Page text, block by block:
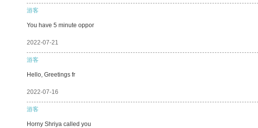
游客
You have 5 minute oppor
2022-07-21
游客
Hello, Greetings fr
2022-07-16
游客
Horny Shriya called you